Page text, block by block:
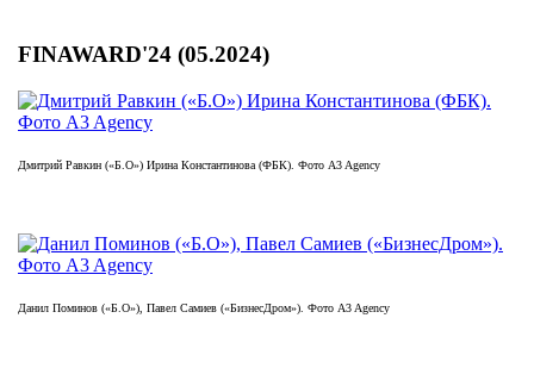
FINAWARD'24 (05.2024)
Дмитрий Равкин («Б.О») Ирина Константинова (ФБК). Фото A3 Agency
Данил Поминов («Б.О»), Павел Самиев («БизнесДром»). Фото A3 Agency